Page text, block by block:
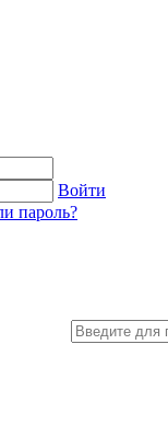
Войти
пароль?